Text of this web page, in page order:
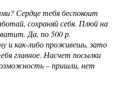
Сердце тебя беспокоит
сохраняй себя. Плюй на
Да, по 500 р.
и как-либо проживешь, зато
главное. Насчет посылки
– пришли, нет